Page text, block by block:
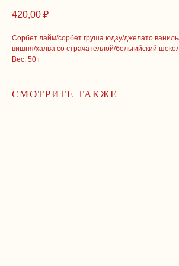
420,00 ₽
Сорбет лайм/сорбет груша юдзу/джелато
вишня/халва со страчателлой/бельгийский
Вес: 50 г
СМОТРИТЕ ТАКЖЕ